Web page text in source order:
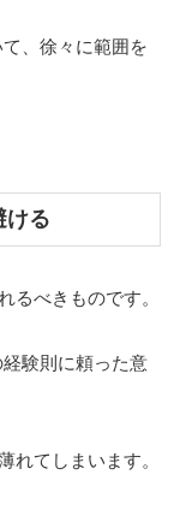
、徐々に範囲を
ける
るべきものです。
験則に頼った意
れてしまいます。